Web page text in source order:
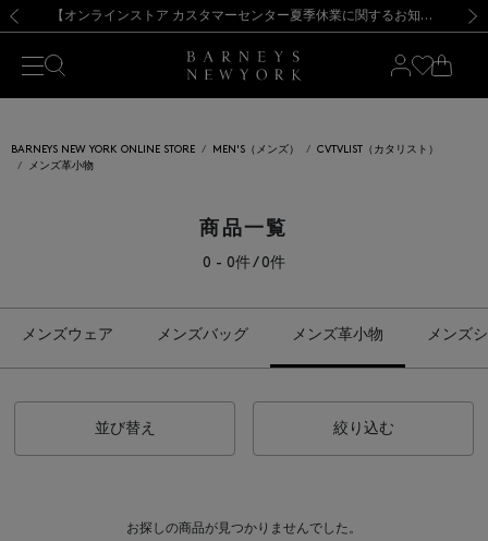
新規登録のお客様も対象！＜MY BARNEYS＞会員のお客様は11,000円（税込）以上のお買上げで常時送料無料！お買い物の際は会員登録を！
【夏季休業に伴う出荷一時停止のお知らせ】(2026.8.7) 【オンラインストア カスタマーセンター夏季休業に関するお知らせ】（2026.8.7）
【夏季休業に伴う返品・交換承り一時停止のお知らせ】（2026.8.5）
熊本県を中心とした地震の影響によるお荷物のお届けについて
【開催中】SUMMER SALEのご案内・ご注意事項 新規登録のお客様も対象！＜MY BARNEYS＞会員のお客様は11,000円（税込）以上のお買上げで常時送料無料！お買い物の際は会員登録を！
【夏季休業に伴う出荷一時停止のお知らせ】(2026.8.7)
BARNEYS NEW YORK ONLINE STORE MEN'S（メンズ）
CVTVLIST（カタリスト）
メンズ革小物
商品一覧
0 - 0件 / 0件
メンズウェア メンズバッグ メンズ革小物 メンズ
並び替え 絞り込む
お探しの商品が見つかりませんでした。